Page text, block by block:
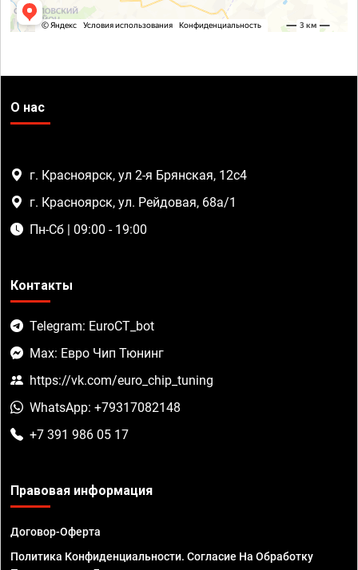
О нас
г. Красноярск, ул 2-я Брянская, 12с4
г. Красноярск, ул. Рейдовая, 68а/1
Пн-Сб | 09:00 - 19:00
Контакты
Telegram: EuroCT_bot
Max: Евро Чип Тюнинг
https://vk.com/euro_chip_tuning
WhatsApp: +79317082148
+7 391 986 05 17
Правовая информация
Договор-Оферта
Политика Конфиденциальности. Согласие На Обработку